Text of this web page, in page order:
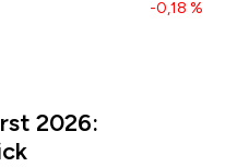
-0,18 %
2026: